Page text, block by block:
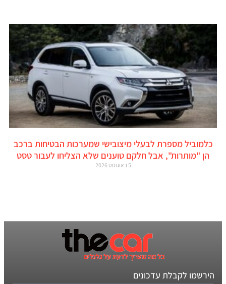
כלמוביל מספרת לבעלי מיצובישי שמערכות הבטיחות ברכב
הן "מותרות", אבל חלקם טוענים שלא הצליחו לעבור טסט
5 באוגוסט 2026
הירשמו לקבלת עדכונים